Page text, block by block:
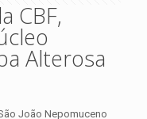
CBF,
Alterosa
João Nepomuceno